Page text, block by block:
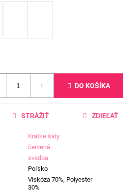
DO KOŠÍKA
Krátke šaty
červená
svadba
Poľsko
Viskóza 70%, Polyester
30%
STRÁŽIŤ ZDIEĽAŤ